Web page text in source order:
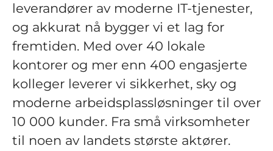
leverandører av moderne IT-tjenester,
og akkurat nå bygger vi et lag for
fremtiden. Med over 40 lokale
kontorer og mer enn 400 engasjerte
kolleger leverer vi sikkerhet, sky og
moderne arbeidsplassløsninger til over
10 000 kunder. Fra små virksomheter
til noen av landets største aktører.